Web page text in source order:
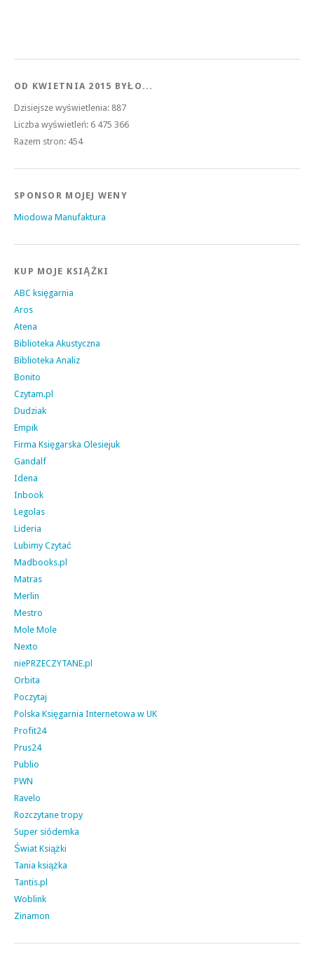
OD KWIETNIA 2015 BYŁO...
Dzisiejsze wyświetlenia: 887
Liczba wyświetleń: 6 475 366
Razem stron: 454
SPONSOR MOJEJ WENY
Miodowa Manufaktura
KUP MOJE KSIĄŻKI
ABC księgarnia
Aros
Atena
Biblioteka Akustyczna
Biblioteka Analiz
Bonito
Czytam.pl
Dudziak
Empik
Firma Księgarska Olesiejuk
Gandalf
Idena
Inbook
Legolas
Lideria
Lubimy Czytać
Madbooks.pl
Matras
Merlin
Mestro
Mole Mole
Nexto
niePRZECZYTANE.pl
Orbita
Poczytaj
Polska Księgarnia Internetowa w UK
Profit24
Prus24
Publio
PWN
Ravelo
Rozczytane tropy
Super siódemka
Świat Książki
Tania książka
Tantis.pl
Woblink
Zinamon